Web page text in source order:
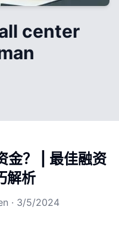
center
金？ | 最佳融资
解析
· 3/5/2024